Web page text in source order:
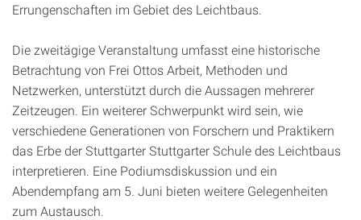
Errungenschaften im Gebiet des Leichtbaus.
Die zweitägige Veranstaltung umfasst eine historische
Betrachtung von Frei Ottos Arbeit, Methoden und
Netzwerken, unterstützt durch die Aussagen mehrerer
Zeitzeugen. Ein weiterer Schwerpunkt wird sein, wie
verschiedene Generationen von Forschern und Praktikern
das Erbe der Stuttgarter Stuttgarter Schule des Leichtbaus
interpretieren. Eine Podiumsdiskussion und ein
Abendempfang am 5. Juni bieten weitere Gelegenheiten
zum Austausch.